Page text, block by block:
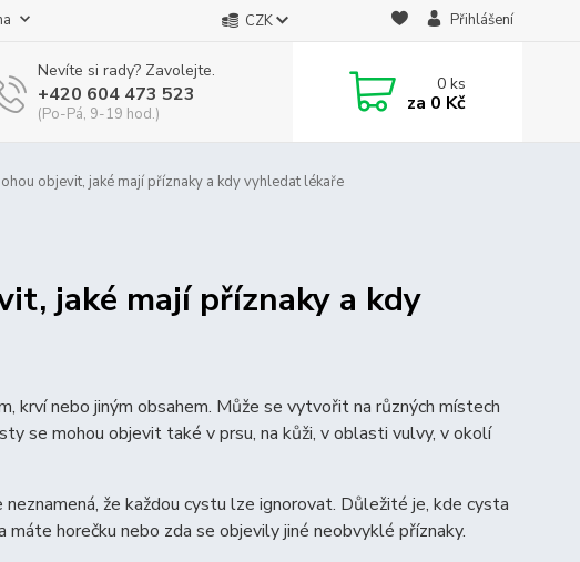
CZK Přihlášení
Nevíte si rady? Zavolejte.
+420 604 473 523
(Po-Pá, 9-19 hod.)
0ks
za 0 Kč
objevit, jaké mají příznaky a kdy vyhledat lékaře
jaké mají příznaky a kdy
krví nebo jiným obsahem. Může se vytvořit na různých místech
se mohou objevit také v prsu, na kůži, v oblasti vulvy, v okolí
že každou cystu lze ignorovat. Důležité je, kde cysta
horečku nebo zda se objevily jiné neobvyklé příznaky.